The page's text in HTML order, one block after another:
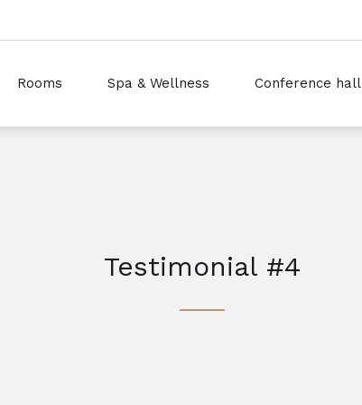
Rooms Spa & Wellness Conference hall
Testimonial #4